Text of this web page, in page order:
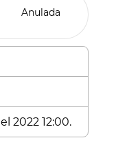
Anulada
2022 12:00.